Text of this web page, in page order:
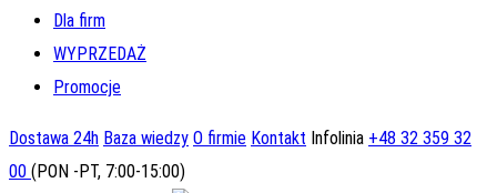
Dla firm
WYPRZEDAŻ
Promocje
Dostawa 24h Baza wiedzy O firmie Kontakt Infolinia +48 32 359 32
00 (PON -PT, 7:00-15:00)